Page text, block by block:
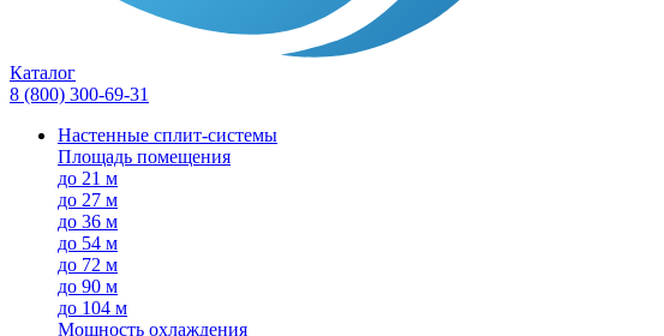
Каталог
8 (800) 300-69-31
Настенные сплит-системы
Площадь помещения
до 21 м
до 27 м
до 36 м
до 54 м
до 72 м
до 90 м
до 104 м
Мощность охлаждения